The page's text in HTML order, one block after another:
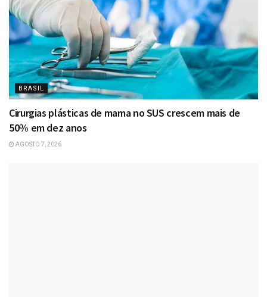
BRASIL
Cirurgias plásticas de mama no SUS crescem mais de
50% em dez anos
AGOSTO 7, 2026